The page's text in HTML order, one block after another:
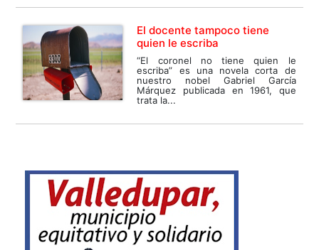
El docente tampoco tiene
quien le escriba
“El coronel no tiene quien le
escriba” es una novela corta de
nuestro nobel Gabriel García
Márquez publicada en 1961, que
trata la...